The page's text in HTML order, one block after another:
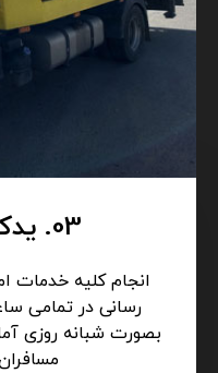
03. یدک کش تهران
انجام کلیه خدمات
رسانی در تمامی
بصورت شبانه روزی